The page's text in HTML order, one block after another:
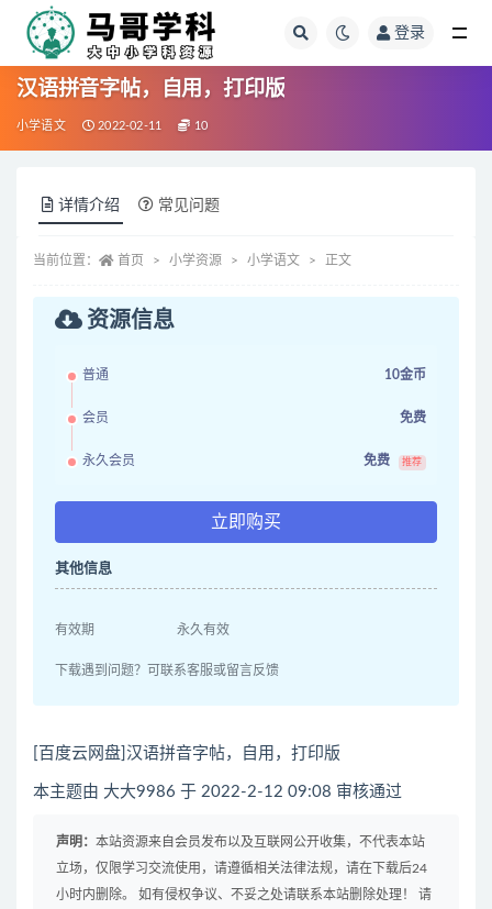
登录
汉语拼音字帖，自用，打印版
小学语文 2022-02-11 10
详情介绍 常见问题
当前位置： 首页 小学资源 小学语文 正文
资源信息
普通 10金币
会员 免费
永久会员 免费 推荐
立即购买
其他信息
有效期 永久有效
下载遇到问题？可联系客服或留言反馈
[百度云网盘]汉语拼音字帖，自用，打印版
本主题由 大大9986 于 2022-2-12 09:08 审核通过
声明： 本站资源来自会员发布以及互联网公开收集，不代表本站
立场，仅限学习交流使用，请遵循相关法律法规，请在下载后24
小时内删除。 如有侵权争议、不妥之处请联系本站删除处理！ 请
全部